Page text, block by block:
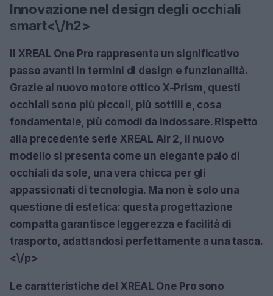
Innovazione nel design degli occhiali
smart<\/h2>
Il XREAL One Pro rappresenta un significativo
passo avanti in termini di design e funzionalità.
Grazie al nuovo motore ottico X-Prism, questi
occhiali sono più piccoli, più sottili e, cosa
fondamentale, più comodi da indossare. Rispetto
alla precedente serie XREAL Air 2, il nuovo
modello si presenta come un elegante paio di
occhiali da sole, una vera chicca per gli
appassionati di tecnologia. Ma non è solo una
questione di estetica: questa progettazione
compatta garantisce leggerezza e facilità di
trasporto, adattandosi perfettamente a una tasca.
<\/p>
Le caratteristiche del XREAL One Pro sono